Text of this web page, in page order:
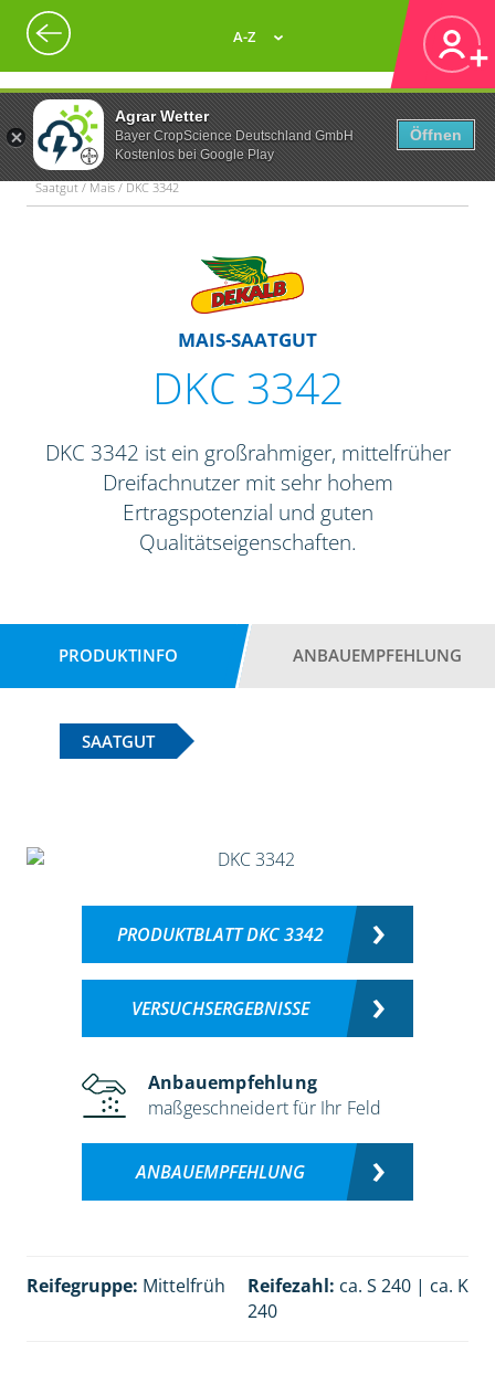
Agrar Wetter
Bayer CropScience Deutschland GmbH
Kostenlos bei Google Play
Öffnen
A-Z
Saatgut / Mais / DKC 3342
MAIS-SAATGUT
DKC 3342
DKC 3342 ist ein großrahmiger, mittelfrüher
Dreifachnutzer mit sehr hohem
Ertragspotenzial und guten
Qualitätseigenschaften.
PRODUKTINFO ANBAUEMPFEHLUNG
SAATGUT
PRODUKTBLATT DKC 3342
VERSUCHSERGEBNISSE
Anbauempfehlung
maßgeschneidert für Ihr Feld
ANBAUEMPFEHLUNG
Reifegruppe: Mittelfrüh Reifezahl: ca. S 240 | ca. K
240